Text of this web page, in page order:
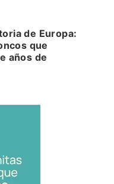
de Europa:
que
años de